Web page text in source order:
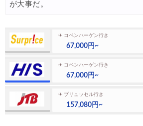
が大事だ。
✈ コペンハーゲン行き
67,000円~
✈ コペンハーゲン行き
67,000円~
✈ ブリュッセル行き
157,080円~